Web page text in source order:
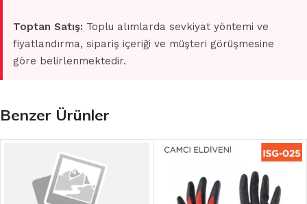
Toptan Satış: Toplu alımlarda sevkiyat yöntemi ve
fiyatlandırma, sipariş içeriği ve müşteri görüşmesine
göre belirlenmektedir.
Benzer Ürünler